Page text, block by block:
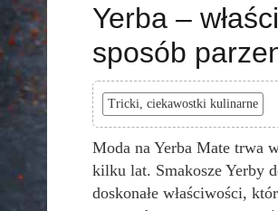
Yerba –
sposób
Tricki, ciekawostki kulinarne
Moda na Yerba Mate trwa
kilku lat. Smakosze Yerby
doskonałe właściwości,